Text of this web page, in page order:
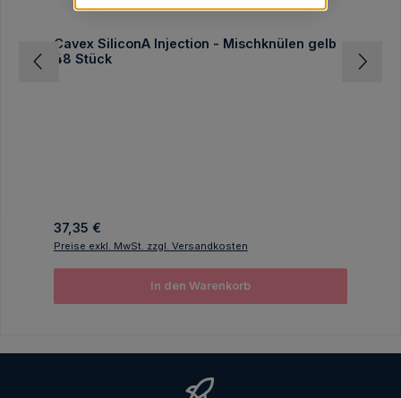
Cavex SiliconA Injection - Mischknülen gelb
48 Stück
Regulärer Preis:
37,35 €
Preise exkl. MwSt. zzgl. Versandkosten
In den Warenkorb